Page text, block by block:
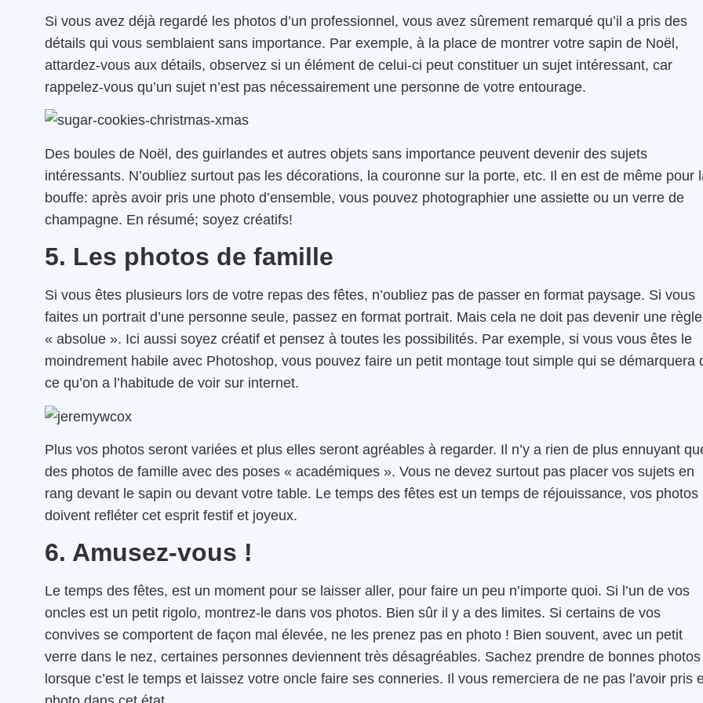
Si vous avez déjà regardé les photos d’un professionnel, vous avez sûrement remarqué qu’il a pris des
détails qui vous semblaient sans importance. Par exemple, à la place de montrer votre sapin de Noël,
attardez-vous aux détails, observez si un élément de celui-ci peut constituer un sujet intéressant, car
rappelez-vous qu’un sujet n’est pas nécessairement une personne de votre entourage.
Des boules de Noël, des guirlandes et autres objets sans importance peuvent devenir des sujets
intéressants. N’oubliez surtout pas les décorations, la couronne sur la porte, etc. Il en est de même pour
bouffe: après avoir pris une photo d’ensemble, vous pouvez photographier une assiette ou un verre de
champagne. En résumé; soyez créatifs!
5. Les photos de famille
Si vous êtes plusieurs lors de votre repas des fêtes, n’oubliez pas de passer en format paysage. Si vous
faites un portrait d’une personne seule, passez en format portrait. Mais cela ne doit pas devenir une règle
« absolue ». Ici aussi soyez créatif et pensez à toutes les possibilités. Par exemple, si vous vous êtes le
moindrement habile avec Photoshop, vous pouvez faire un petit montage tout simple qui se démarquera
ce qu’on a l’habitude de voir sur internet.
Plus vos photos seront variées et plus elles seront agréables à regarder. Il n’y a rien de plus ennuyant
des photos de famille avec des poses « académiques ». Vous ne devez surtout pas placer vos sujets en
rang devant le sapin ou devant votre table. Le temps des fêtes est un temps de réjouissance, vos photos
doivent refléter cet esprit festif et joyeux.
6. Amusez-vous !
Le temps des fêtes, est un moment pour se laisser aller, pour faire un peu n’importe quoi. Si l’un de vos
oncles est un petit rigolo, montrez-le dans vos photos. Bien sûr il y a des limites. Si certains de vos
convives se comportent de façon mal élevée, ne les prenez pas en photo ! Bien souvent, avec un petit
verre dans le nez, certaines personnes deviennent très désagréables. Sachez prendre de bonnes photos
lorsque c’est le temps et laissez votre oncle faire ses conneries. Il vous remerciera de ne pas l’avoir pris